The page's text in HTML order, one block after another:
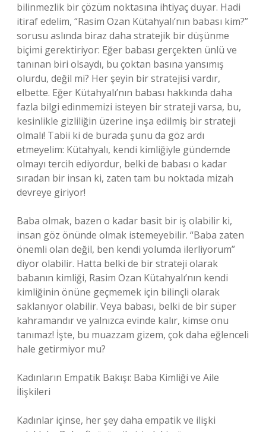
bilinmezlik bir çözüm noktasına ihtiyaç duyar. Hadi
itiraf edelim, “Rasim Ozan Kütahyalı’nın babası kim?”
sorusu aslında biraz daha stratejik bir düşünme
biçimi gerektiriyor: Eğer babası gerçekten ünlü ve
tanınan biri olsaydı, bu çoktan basına yansımış
olurdu, değil mi? Her şeyin bir stratejisi vardır,
elbette. Eğer Kütahyalı’nın babası hakkında daha
fazla bilgi edinmemizi isteyen bir strateji varsa, bu,
kesinlikle gizliliğin üzerine inşa edilmiş bir strateji
olmalı! Tabii ki de burada şunu da göz ardı
etmeyelim: Kütahyalı, kendi kimliğiyle gündemde
olmayı tercih ediyordur, belki de babası o kadar
sıradan bir insan ki, zaten tam bu noktada mizah
devreye giriyor!
Baba olmak, bazen o kadar basit bir iş olabilir ki,
insan göz önünde olmak istemeyebilir. “Baba zaten
önemli olan değil, ben kendi yolumda ilerliyorum”
diyor olabilir. Hatta belki de bir strateji olarak
babanın kimliği, Rasim Ozan Kütahyalı’nın kendi
kimliğinin önüne geçmemek için bilinçli olarak
saklanıyor olabilir. Veya babası, belki de bir süper
kahramandır ve yalnızca evinde kalır, kimse onu
tanımaz! İşte, bu muazzam gizem, çok daha eğlenceli
hale getirmiyor mu?
Kadınların Empatik Bakışı: Baba Kimliği ve Aile
İlişkileri
Kadınlar içinse, her şey daha empatik ve ilişki